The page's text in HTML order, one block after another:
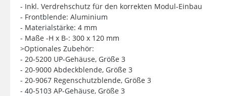
- Inkl. Verdrehschutz für den korrekten Modul-Einbau
- Frontblende: Aluminium
- Materialstärke: 4 mm
- Maße -H x B-: 300 x 120 mm
>Optionales Zubehör:
- 20-5200 UP-Gehäuse, Größe 3
- 20-9000 Abdeckblende, Größe 3
- 20-9067 Regenschutzblende, Größe 3
- 40-5103 AP-Gehäuse, Größe 3